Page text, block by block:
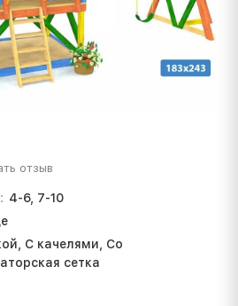
отзыв
4-6, 7-10
С качелями, Со
сетка